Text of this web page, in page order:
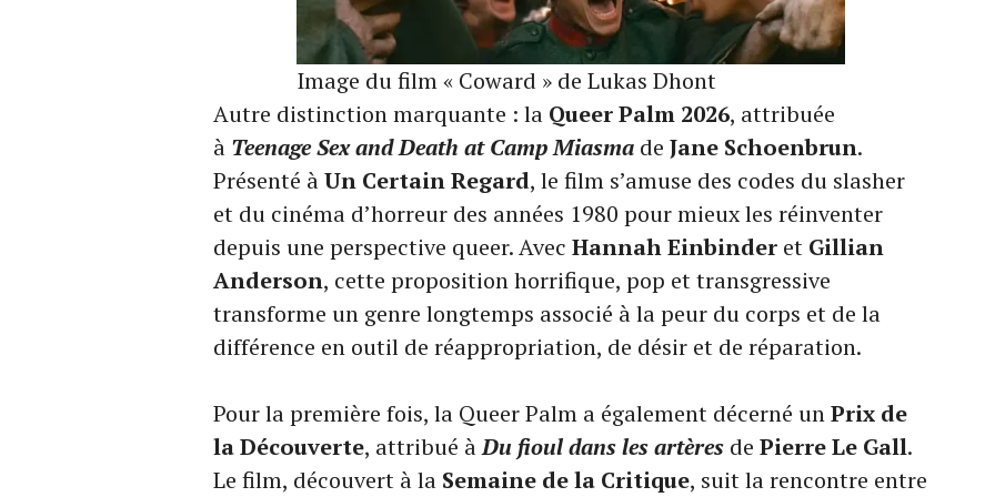
Image du film « Coward » de Lukas Dhont
Autre distinction marquante : la Queer Palm 2026, attribuée
à Teenage Sex and Death at Camp Miasma de Jane Schoenbrun.
Présenté àUn Certain Regard, le film s’amuse des codes du slasher
et du cinéma d’horreur des années 1980 pour mieux les réinventer
depuis une perspective queer. Avec Hannah Einbinder et Gillian
Anderson, cette proposition horrifique, pop et transgressive
transforme un genre longtemps associé à la peur du corps et de la
différence en outil de réappropriation, de désir et de réparation.
Pour la première fois, la Queer Palm a également décerné unPrix de
la Découverte, attribué àDu fioul dans les artères de Pierre Le Gall.
Le film, découvert à la Semaine de la Critique, suit la rencontre entre